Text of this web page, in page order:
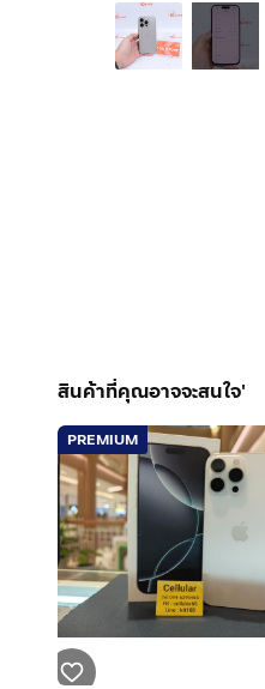
สินค้าที่คุณอาจจะสนใจ'
PREMIUM